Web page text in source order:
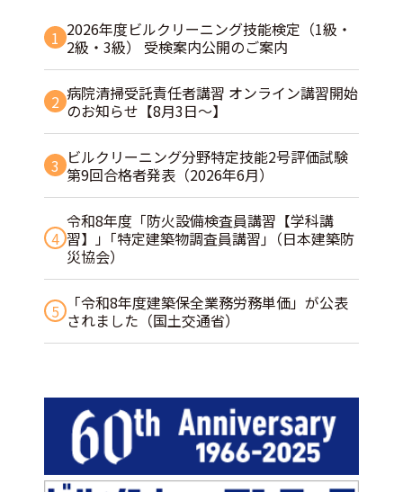
1 2026年度ビルクリーニング技能検定（1級・
2級・3級） 受検案内公開のご案内
2 病院清掃受託責任者講習 オンライン講習開始
のお知らせ【8月3日～】
3 ビルクリーニング分野特定技能2号評価試験
第9回合格者発表（2026年6月）
4
令和8年度「防火設備検査員講習【学科講
習】」｢特定建築物調査員講習｣（日本建築防
災協会）
5
「令和8年度建築保全業務労務単価」が公表
されました（国土交通省）